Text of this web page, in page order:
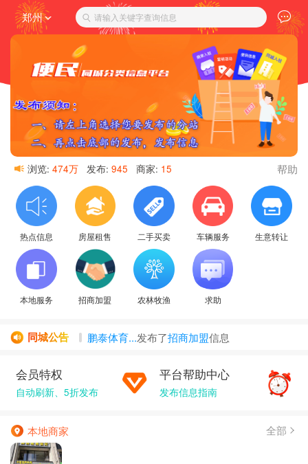
郑州 请输入关键字查询信息
浏览: 474万 发布: 945 商家: 15 帮助
热点信息 房屋租售 二手买卖 车辆服务 生意转让
本地服务 招商加盟 农林牧渔 求助
同城公告 鹏泰体育...发布了招商加盟信息
我是：醉爱... 发布了房屋租售信息
金阳光
发布了 房屋租售信息
会员特权
自动刷新、5折发布
平台帮助中心
发布信息指南
本地商家 全部